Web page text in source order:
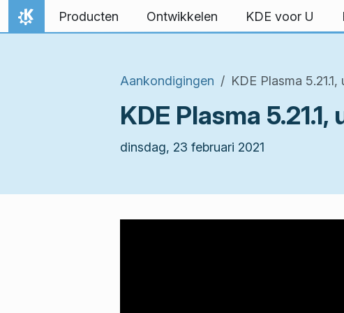
Spring naar inhoud
Thuis
Producten Ontwikkelen KDE voor U
Aankondigingen KDE Plasma
KDE Plasma
dinsdag, 23 februari 2021